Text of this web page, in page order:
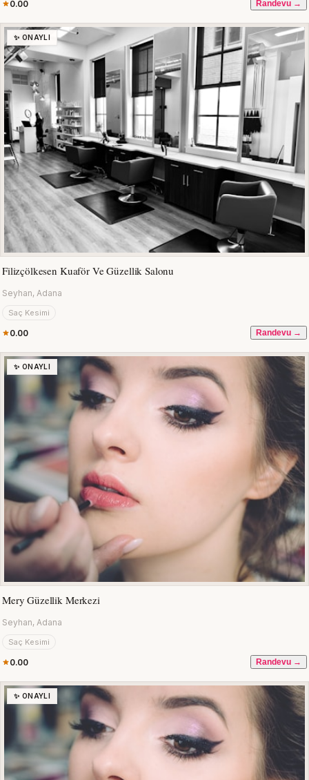
0.00 Randevu →
✨ ONAYLI
Filizçölkesen Kuaför Ve Güzellik Salonu
Seyhan, Adana
Saç Kesimi
0.00 Randevu →
✨ ONAYLI
Mery Güzellik Merkezi
Seyhan, Adana
Saç Kesimi
0.00 Randevu →
✨ ONAYLI